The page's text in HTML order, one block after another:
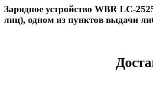
Зарядное устройство WBR LC-
лиц), одном из пунктов выдачи